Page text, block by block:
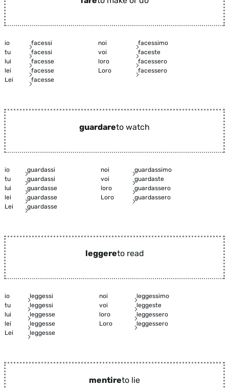
io facessi noi
facessimo
tu
facessi voi
faceste
lui
facesse loro
facessero
lei
facesse Loro
facessero
Lei
facesse
guardareto watch
io guardassi noi
guardassimo
tu
guardassi voi
guardaste
lui
guardasse loro
guardassero
lei
guardasse Loro
guardassero
Lei
guardasse
leggereto read
io leggessi noi
leggessimo
tu
leggessi voi
leggeste
lui
leggesse loro
leggessero
lei
leggesse Loro
leggessero
Lei
leggesse
mentireto lie